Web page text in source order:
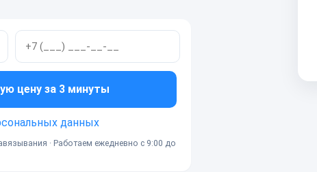
цену за 3 минуты
данных
· Работаем ежедневно с 9:00 до